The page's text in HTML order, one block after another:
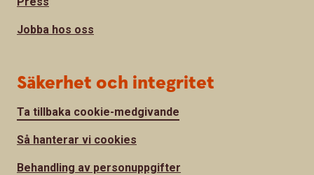
Jobba hos oss
Säkerhet och integritet
Ta tillbaka cookie-medgivande
Så hanterar vi cookies
Behandling av personuppgifter